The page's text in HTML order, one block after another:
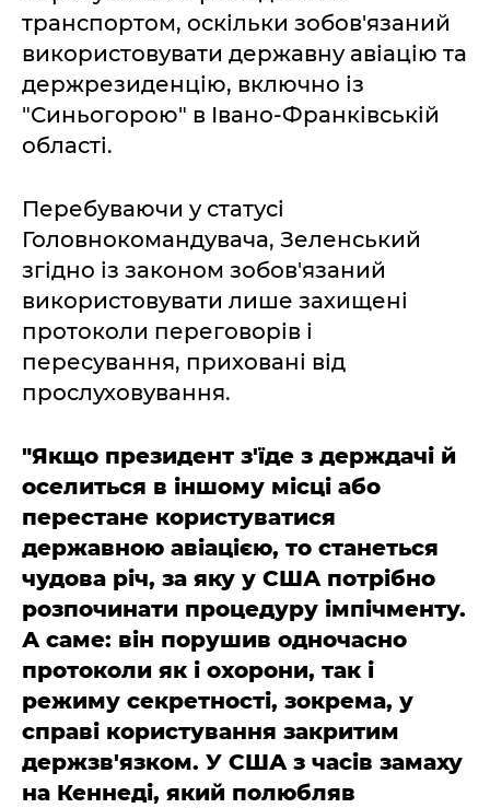
транспортом, оскільки зобов'язаний
використовувати державну авіацію та
держрезиденцію, включно із
"Синьогорою" в Івано-Франківській
області.
Перебуваючи у статусі
Головнокомандувача, Зеленський
згідно із законом зобов'язаний
використовувати лише захищені
протоколи переговорів і
пересування, приховані від
прослуховування.
"Якщо президент з'їде з держдачі й
оселиться в іншому місці або
перестане користуватися
державною авіацією, то станеться
чудова річ, за яку у США потрібно
розпочинати процедуру імпічменту.
А саме: він порушив одночасно
протоколи як і охорони, так і
режиму секретності, зокрема, у
справі користування закритим
держзв'язком. У США з часів замаху
на Кеннеді, який полюбляв